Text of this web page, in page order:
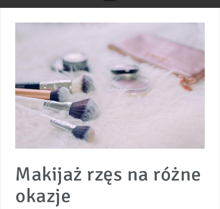
Makijaż rzęs na różne
okazje